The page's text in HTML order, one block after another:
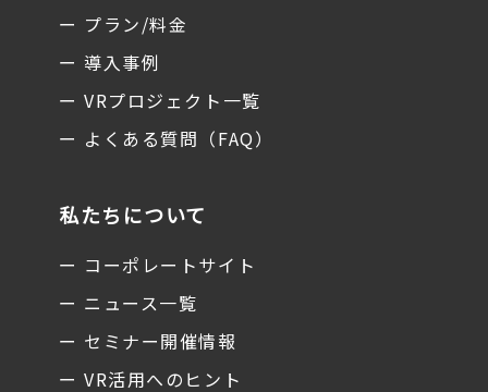
ー プラン/料金
ー 導入事例
ー VRプロジェクト一覧
ー よくある質問（FAQ）
私たちについて
ー コーポレートサイト
ー ニュース一覧
ー セミナー開催情報
ー VR活用へのヒント